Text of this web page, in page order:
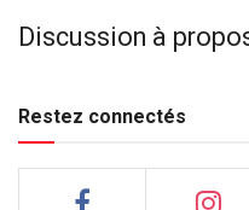
Discussion à
Restez connectés